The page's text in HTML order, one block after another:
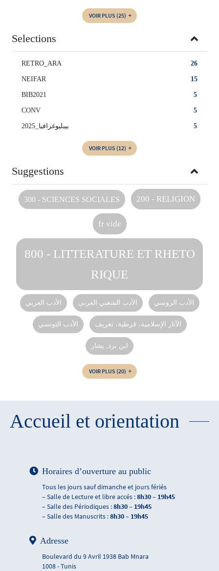
VOIR PLUS (25)
Selections
26
RETRO_ARA
15
NEIFAR
5
BIB2021
5
CONV
5 بيبليوغرافيا_2025
VOIR PLUS (12)
Suggestions
300 - SCIENCES SOCIALES 200 - RELIGION
fr vide
800 - LITTERATURE ET RHETO
RIQUE
الأدب العربي الأدب الشعبي العربي الأدب الروسي
الأدب التونسي الآثار الإسلامية، قرطبة، تعريف
ابن برد, يشار
VOIR PLUS (20)
Accueil et orientation
Horaires d’ouverture au public
Tous les jours sauf dimanche et jours fériés
– Salle de Lecture et libre accés :8h30 – 19h45
– Salle des Périodiques :8h30 – 19h45
– Salle des Manuscrits :8h30 – 19h45
Adresse
Boulevard du 9 Avril 1938 Bab Mnara
1008 - Tunis